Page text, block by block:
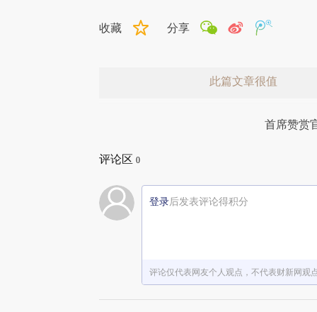
收藏 分享
此篇文章很值
首席赞赏
评论区 0
登录后发表评论得积分
评论仅代表网友个人观点，不代表财新网观